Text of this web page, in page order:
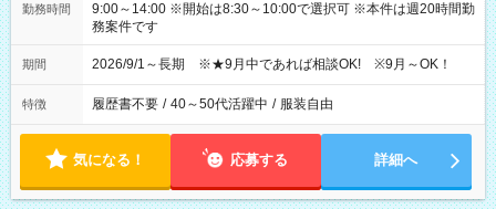
勤務時間
9:00～14:00 ※開始は8:30～10:00で選択可 ※本件は週20時間勤
務案件です
期間 2026/9/1～長期 ※★9月中であれば相談OK! ※9月～OK！
特徴 履歴書不要 / 40～50代活躍中 / 服装自由
気になる！ 応募する 詳細へ